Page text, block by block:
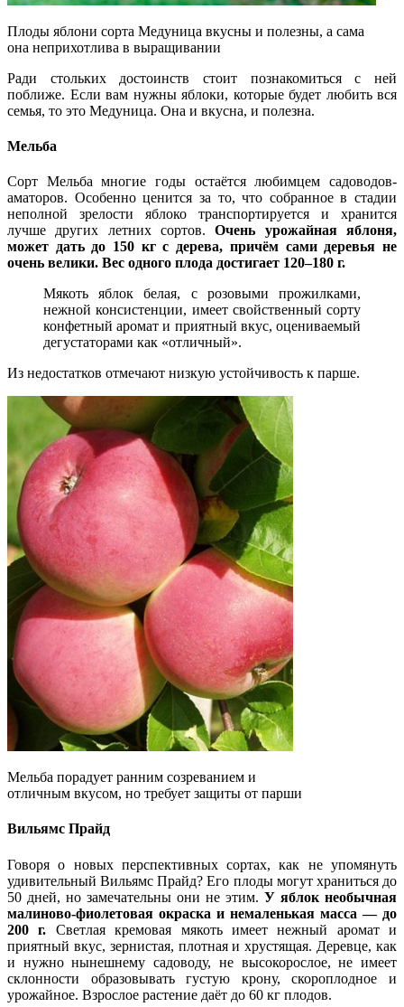
Плоды яблони сорта Медуница вкусны и полезны, а сама
она неприхотлива в выращивании
Ради стольких достоинств стоит познакомиться с ней
поближе. Если вам нужны яблоки, которые будет любить вся
семья, то это Медуница. Она и вкусна, и полезна.
Мельба
Сорт Мельба многие годы остаётся любимцем садоводов-
аматоров. Особенно ценится за то, что собранное в стадии
неполной зрелости яблоко транспортируется и хранится
лучше других летних сортов.Очень урожайная яблоня,
может дать до 150 кг с дерева, причём сами деревья не
очень велики. Вес одного плода достигает 120–180 г.
Мякоть яблок белая, с розовыми прожилками,
нежной консистенции, имеет свойственный сорту
конфетный аромат и приятный вкус, оцениваемый
дегустаторами как «отличный».
Из недостатков отмечают низкую устойчивость к парше.
Мельба порадует ранним созреванием и
отличным вкусом, но требует защиты от парши
Вильямс Прайд
Говоря о новых перспективных сортах, как не упомянуть
удивительный Вильямс Прайд? Его плоды могут храниться до
50 дней, но замечательны они не этим. У яблок необычная
малиново-фиолетовая окраска и немаленькая масса — до
200 г. Светлая кремовая мякоть имеет нежный аромат и
приятный вкус, зернистая, плотная и хрустящая. Деревце, как
и нужно нынешнему садоводу, не высокорослое, не имеет
склонности образовывать густую крону, скороплодное и
урожайное. Взрослое растение даёт до 60 кг плодов.